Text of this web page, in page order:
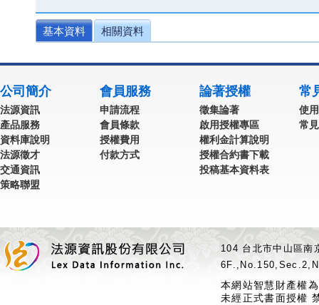
基本資料 相關資料
公司簡介
法源資訊
產品服務
資料庫說明
法源徵才
交通資訊
策略聯盟
會員服務
申請流程
會員條款
授權費用
付款方式
論著授權
徵集論著
啟用授權專區
權利金計算說明
授權合約書下載
投稿基本資料表
常
使
常
104 台北市中山區
本網站智慧財產權
未經正式書面授權